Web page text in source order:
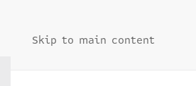
Skip to main content